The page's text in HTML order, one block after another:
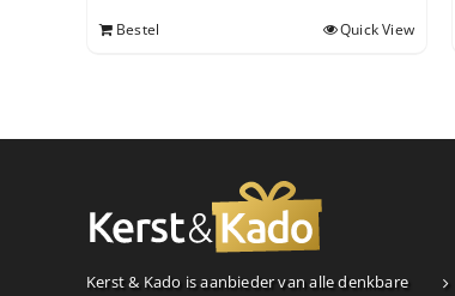
Bestel Quick View
Kerst & Kado is aanbieder van alle denkbare